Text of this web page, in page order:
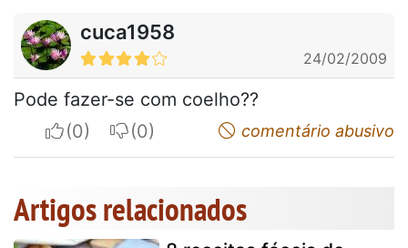
cuca1958
24/02/2009
Pode fazer-se com coelho??
I apreciateI do not appreciatecomentário abusivo
Artigos relacionados